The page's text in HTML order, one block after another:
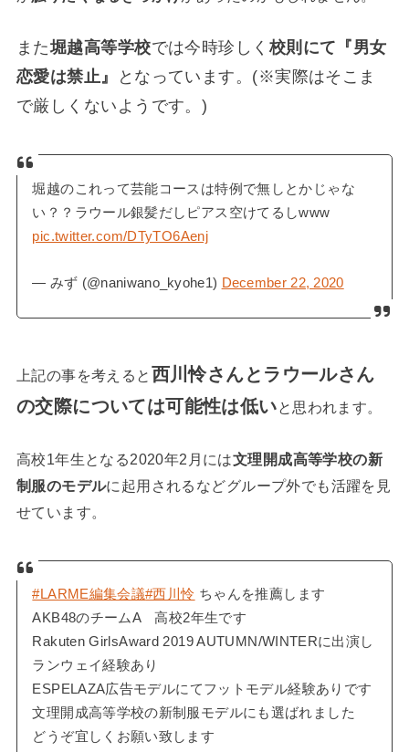
また堀越高等学校では今時珍しく 校則にて『男女
恋愛は禁止』
となっています。(※実際はそこま
で厳しくないようです。)
堀越のこれって芸能コースは特例で無しとかじゃな
い？？ラウール銀髪だしピアス空けてるしwww
pic.twitter.com/DTyTO6Aenj
— みず (@naniwano_kyohe1) December 22, 2020
上記の事を考えると 西川怜さんとラウールさん
の交際については可能性は低いと思われます。
高校1年生となる2020年2月には文理開成高等学校の新
制服のモデルに起用されるなどグループ外でも活躍を見
せています。
#LARME編集会議#西川怜 ちゃんを推薦します
AKB48のチームA 高校2年生です
Rakuten GirlsAward 2019 AUTUMN/WINTERに出演し
ランウェイ経験あり
ESPELAZA広告モデルにてフットモデル経験ありです
文理開成高等学校の新制服モデルにも選ばれました
どうぞ宜しくお願い致します